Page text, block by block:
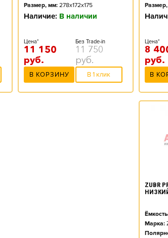
Размер, мм: 278x172x175
Наличие: В наличии
Цена*
11 150
руб.
Без Trade-in
11 750
руб.
В КОРЗИНУ В 1 клик
Цена*
8
руб.
В
ZUBR
Марка: